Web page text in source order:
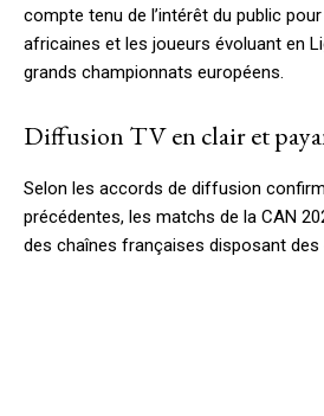
compte tenu de l’intérêt du public
africaines et les joueurs évoluant en
grands championnats européens.
Diffusion TV en clair et
Selon les accords de diffusion
précédentes, les matchs de la CAN
des chaînes françaises disposant des